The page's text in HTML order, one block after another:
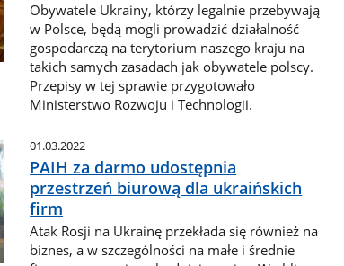
Obywatele Ukrainy, którzy legalnie przebywają
w Polsce, będą mogli prowadzić działalność
gospodarczą na terytorium naszego kraju na
takich samych zasadach jak obywatele polscy.
Przepisy w tej sprawie przygotowało
Ministerstwo Rozwoju i Technologii.
01.03.2022
PAIH za darmo udostępnia
przestrzeń biurową dla ukraińskich
firm
Atak Rosji na Ukrainę przekłada się również na
biznes, a w szczególności na małe i średnie